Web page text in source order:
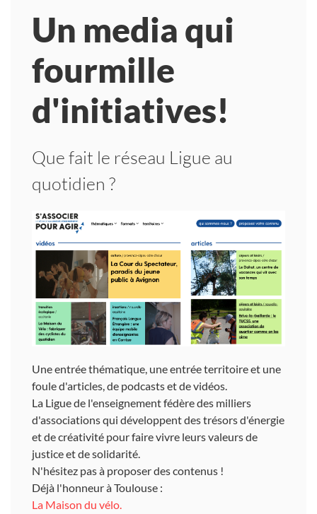
Un media qui
fourmille
d'initiatives!
Que fait le réseau Ligue au
quotidien ?
Une entrée thématique, une entrée territoire et une
foule d'articles, de podcasts et de vidéos.
La Ligue de l'enseignement fédère des milliers
d'associations qui développent des trésors d'énergie
et de créativité pour faire vivre leurs valeurs de
justice et de solidarité.
N'hésitez pas à proposer des contenus !
Déjà l'honneur à Toulouse :
La Maison du vélo.